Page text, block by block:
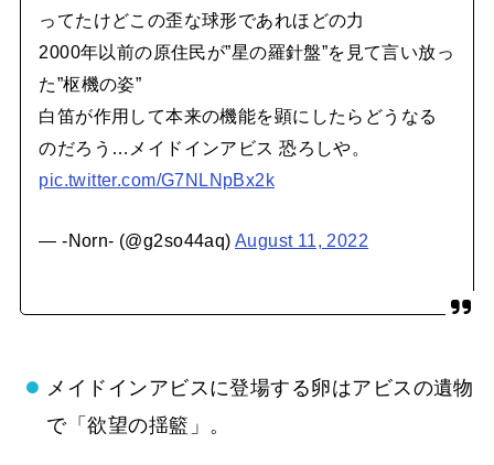
ってたけどこの歪な球形であれほどの力
2000年以前の原住民が”星の羅針盤”を見て言い放っ
た”枢機の姿”
白笛が作用して本来の機能を顕にしたらどうなる
のだろう…メイドインアビス 恐ろしや。
pic.twitter.com/G7NLNpBx2k
— -Norn- (@g2so44aq) August 11, 2022
メイドインアビスに登場する卵はアビスの遺物
で「欲望の揺籃」。